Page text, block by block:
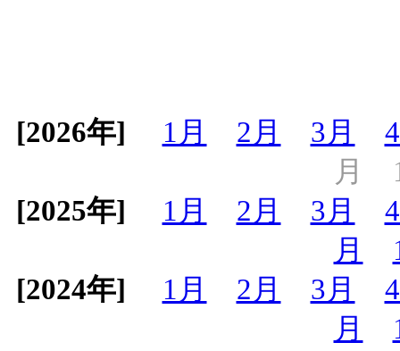
[2026年] 1月 2月 3月
月
[2025年]
1月 2月 3月
月
[2024年]
1月 2月 3月
月